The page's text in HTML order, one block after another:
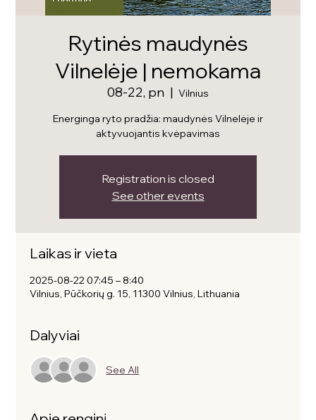
Rytinės maudynės
Vilnelėje | nemokama
08-22, pn
  |
Vilnius
Energinga ryto pradžia: maudynės Vilnelėje ir
aktyvuojantis kvėpavimas
Registration is closed
See other events
Laikas ir vieta
2025-08-22 07:45 – 8:40
Vilnius, Pūčkorių g. 15, 11300 Vilnius, Lithuania
Dalyviai
See All